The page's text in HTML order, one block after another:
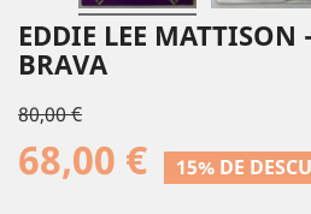
EDDIE LEE MATTISON
BRAVA
80,00 €
68,00 € 15% DE